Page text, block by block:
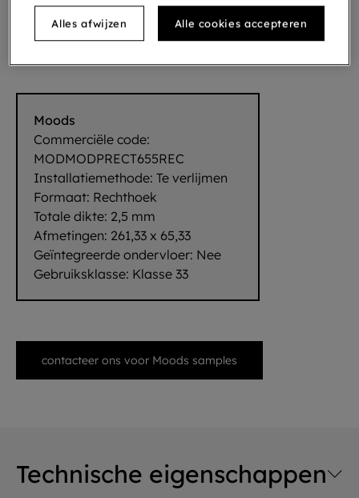
Rectangle Drops 655
Moods
Commerciële code:
MODMODPRECT655REC
Installatiemethode: Te verlijmen
Formaat: Rechthoek
Totale dikte: 2,5 mm
Afmetingen: 261,33 x 65,33
Geïntegreerde ondervloer: Nee
Gebruiksklasse: Klasse 33
contacteer ons voor Moods samples
Technische eigenschappen
Alles afwijzen Alle cookies accepteren